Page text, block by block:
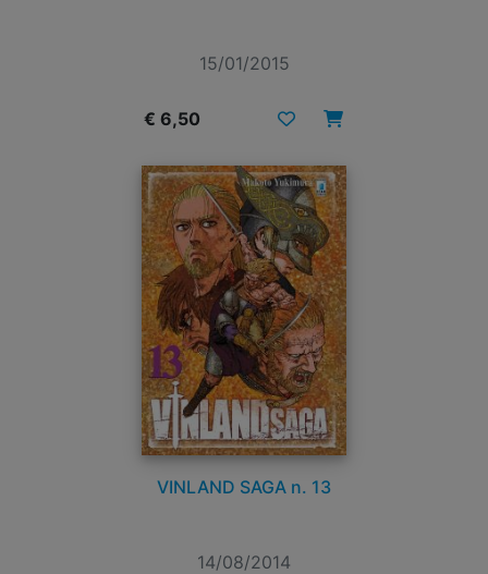
15/01/2015
€ 6,50
VINLAND SAGA n. 13
14/08/2014